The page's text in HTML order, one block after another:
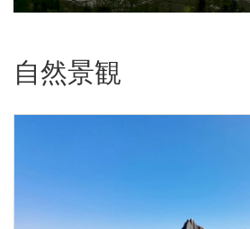
自然景観